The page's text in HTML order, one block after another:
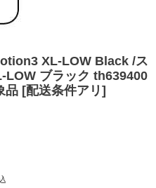
XL-LOW Black /ス
LOW ブラック th639400
品 [配送条件アリ]